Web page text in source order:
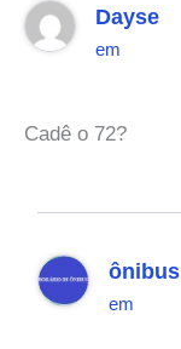
Dayse
em
Cadê o 72?
ônibus
em